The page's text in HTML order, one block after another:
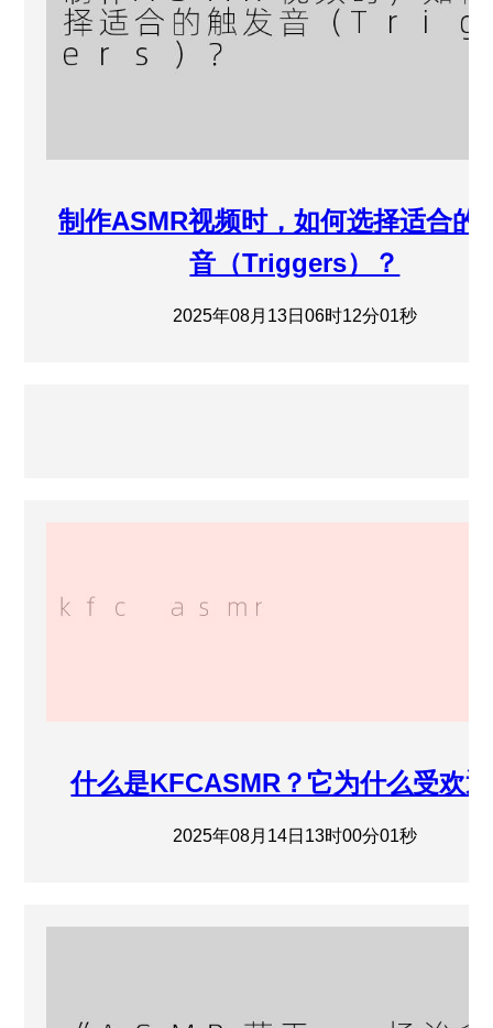
制作ASMR视频时，如何选择适合的
音（Triggers）？
2025年08月13日06时12分01秒
什么是KFCASMR？它为什么受欢
2025年08月14日13时00分01秒